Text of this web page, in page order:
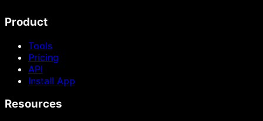
Product
Tools
Pricing
API
Install App
Resources